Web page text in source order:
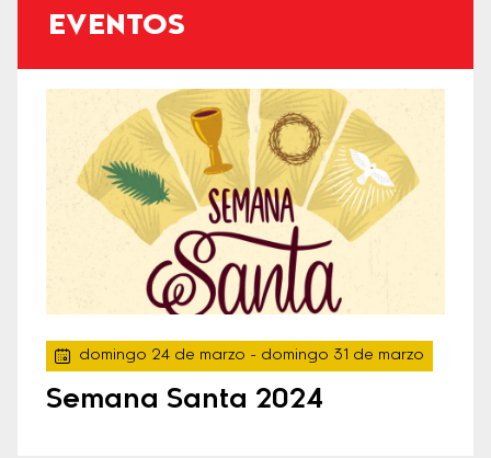
EVENTOS
domingo 24 de marzo - domingo 31 de marzo
Semana Santa 2024